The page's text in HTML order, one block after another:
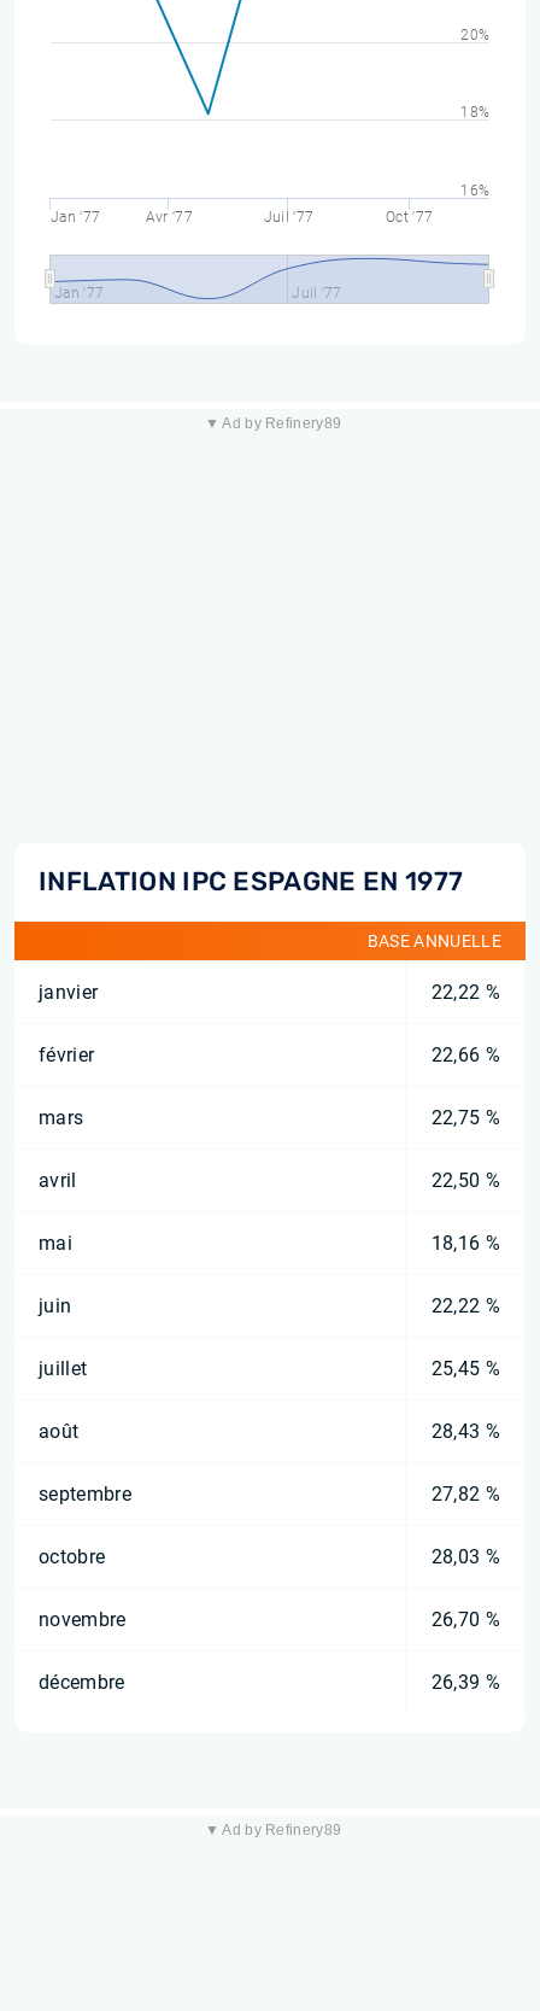
Jan '77 Avr '77 Juil '77 Oct '77
Jan '77 Juil '77
16%
18%
20%
▼ Ad by Refinery89
INFLATION IPC ESPAGNE EN 1977
BASE ANNUELLE
janvier 22,22 %
février 22,66 %
mars 22,75 %
avril 22,50 %
mai 18,16 %
juin 22,22 %
juillet 25,45 %
août 28,43 %
septembre 27,82 %
octobre 28,03 %
novembre 26,70 %
décembre 26,39 %
▼ Ad by Refinery89